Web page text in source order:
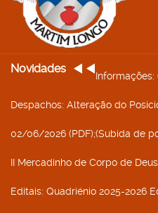
Novidades
Informações:
Despachos: Alteração do
02/06/2026 (PDF);(Subida de
II Mercadinho de Corpo de
Editais: Quadriénio 2025-2026